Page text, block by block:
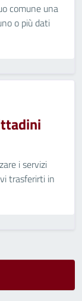
comune una
o più dati
i servizi
trasferirti in